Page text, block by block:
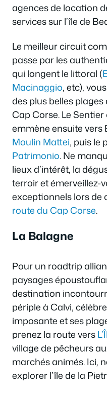
agences de location
services sur l’île de
Le meilleur circuit
passe par les
qui longent le littoral (
Macinaggio, etc),
des plus belles
Cap Corse. Le
emmène ensuite vers
Moulin Mattei, puis le
Patrimonio. Ne
lieux d’intérêt, la
terroir et émerveillez-
exceptionnels lors de
route du Cap Corse.
La Balagne
Pour un roadtrip
paysages
destination
périple à Calvi,
imposante et ses
prenez la route vers
village de pêcheurs
marchés animés. Ici,
explorer l’île de la